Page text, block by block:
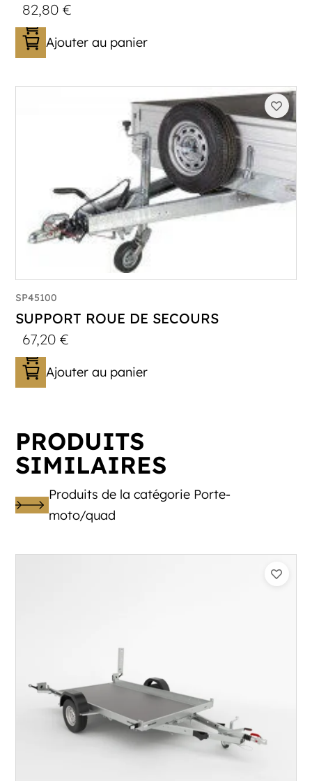
82,80€
Ajouter au panier
SP45100
SUPPORT ROUE DE SECOURS
67,20€
Ajouter au panier
PRODUITS
SIMILAIRES
Produits de la catégorie Porte-
moto/quad